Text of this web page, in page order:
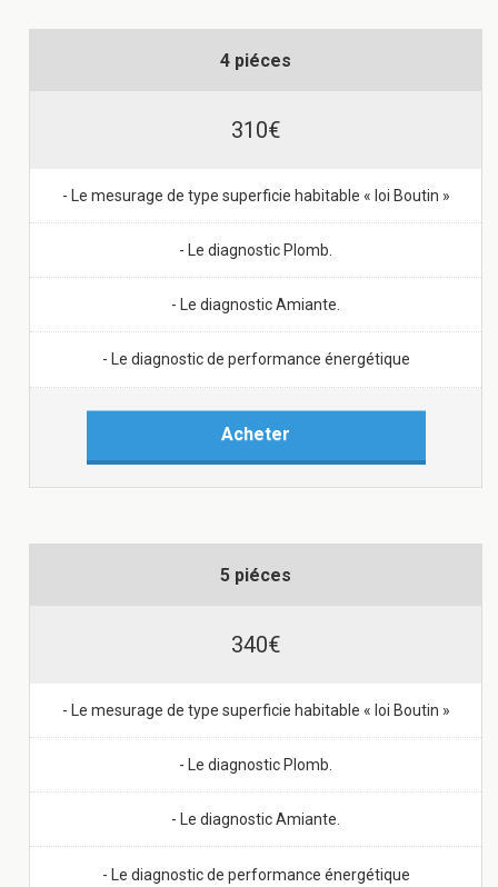
4 piéces
310€
- Le mesurage de type superficie habitable « loi Boutin »
- Le diagnostic Plomb.
- Le diagnostic Amiante.
- Le diagnostic de performance énergétique
Acheter
5 piéces
340€
- Le mesurage de type superficie habitable « loi Boutin »
- Le diagnostic Plomb.
- Le diagnostic Amiante.
- Le diagnostic de performance énergétique